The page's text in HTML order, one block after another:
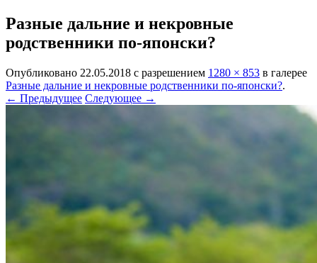
Разные дальние и некровные
родственники по-японски?
Опубликовано 22.05.2018 с разрешением 1280 × 853 в галерее
Разные дальние и некровные родственники по-японски?.
← Предыдущее Следующее →